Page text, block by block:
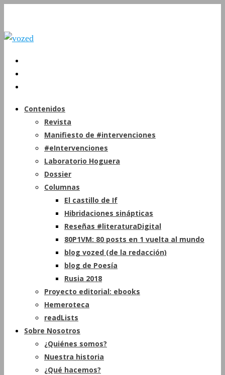
Contenidos
Revista
Manifiesto de #intervenciones
#eIntervenciones
Laboratorio Hoguera
Dossier
Columnas
El castillo de If
Hibridaciones sinápticas
Reseñas #literaturaDigital
80P1VM: 80 posts en 1 vuelta al mundo
blog vozed (de la redacción)
blog de Poesía
Rusia 2018
Proyecto editorial: ebooks
Hemeroteca
readLists
Sobre Nosotros
¿Quiénes somos?
Nuestra historia
¿Qué hacemos?